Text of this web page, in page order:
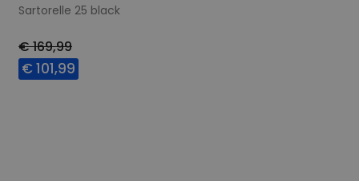
Sartorelle 25 black
€ 169,99
€ 101,99